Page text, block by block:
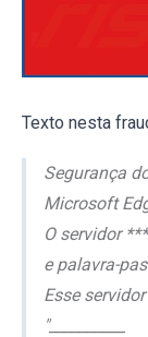
Texto nesta
Segurança
Microsoft
O servidor
e palavra-
Esse
"__________